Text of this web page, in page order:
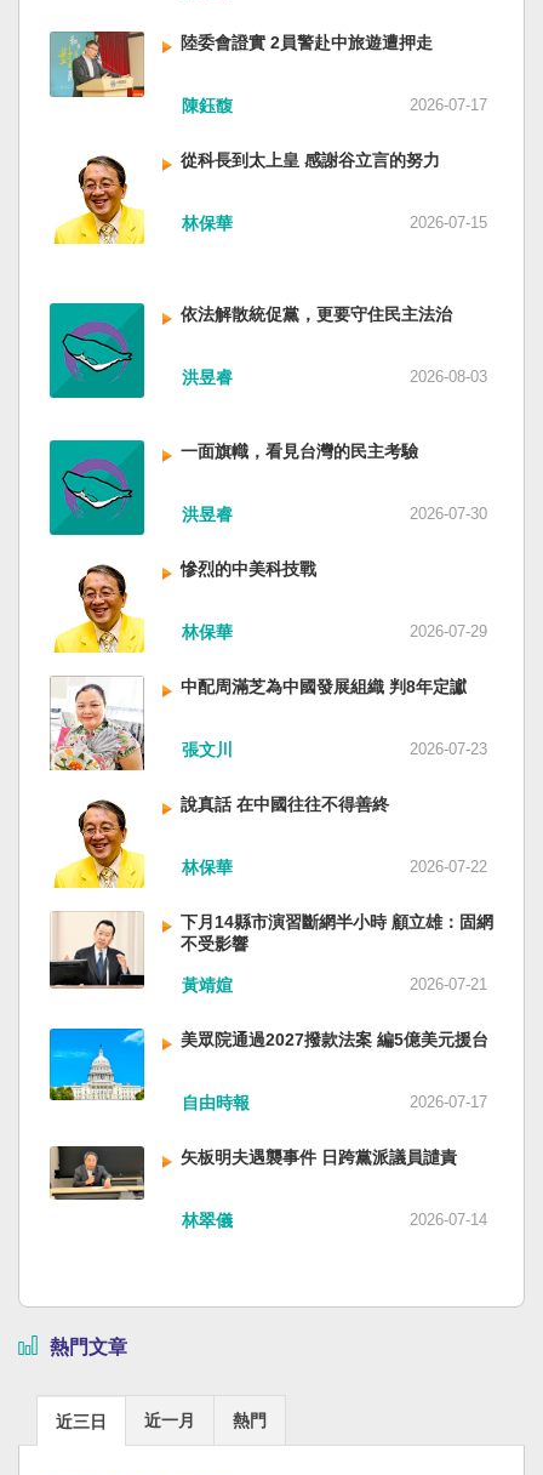
陸委會證實 2員警赴中旅遊遭押走
陳鈺馥 2026-07-17
從科長到太上皇 感謝谷立言的努力
林保華 2026-07-15
依法解散統促黨，更要守住民主法治
洪昱睿 2026-08-03
一面旗幟，看見台灣的民主考驗
洪昱睿 2026-07-30
慘烈的中美科技戰
林保華 2026-07-29
中配周滿芝為中國發展組織 判8年定讞
張文川 2026-07-23
說真話 在中國往往不得善終
林保華 2026-07-22
下月14縣市演習斷網半小時 顧立雄：固網
不受影響
黃靖媗 2026-07-21
美眾院通過2027撥款法案 編5億美元援台
自由時報 2026-07-17
矢板明夫遇襲事件 日跨黨派議員譴責
林翠儀 2026-07-14
熱門文章
近三日 近一月 熱門